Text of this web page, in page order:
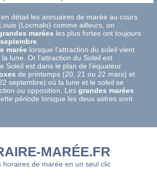
détail les annuaires de marée au cours
(Locmalo) comme ailleurs, on
marées les plus fortes ont toujours
septembre
marée lorsque l'attraction du soleil vient
lune. Or l'attraction du Soleil est
Soleil est dans le plan de l'équateur
de printemps (20, 21 ou 22 mars) et
septembre) où la lune et le soleil se
ou opposition. Lesgrandes marées
période lorsque les deux astres sont
MARÉE.FR
horaires de marée en un seul clic